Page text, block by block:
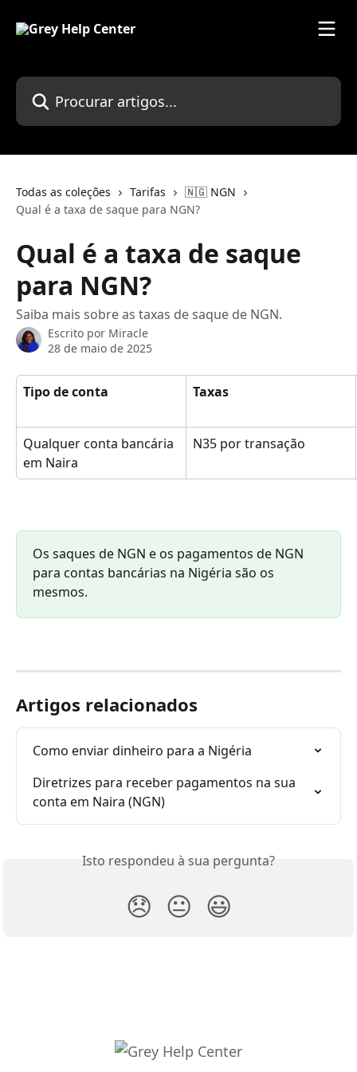
Procurar artigos...
Todas as coleções Tarifas
🇳🇬 NGN
Qual é a taxa de saque para NGN?
Qual é a taxa de saque
para NGN?
Saiba mais sobre as taxas de saque de NGN.
Escrito por Miracle
28 de maio de 2025
Tipo de conta Taxas
Qualquer conta bancária
em Naira
N35 por transação
Os saques de NGN e os pagamentos de NGN
para contas bancárias na Nigéria são os
mesmos.
Artigos relacionados
Como enviar dinheiro para a Nigéria
Diretrizes para receber pagamentos na sua
conta em Naira (NGN)
Isto respondeu à sua pergunta?
😞 😐 😃